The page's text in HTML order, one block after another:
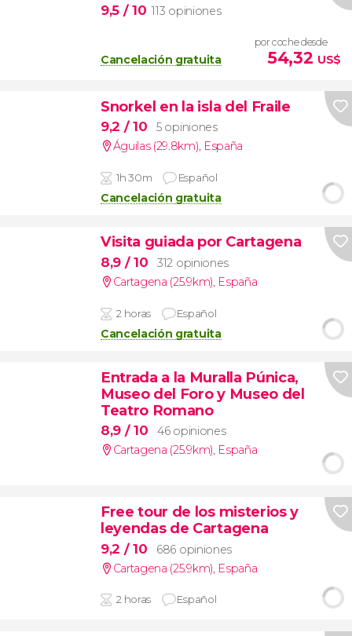
9,5 / 10 113 opiniones
Cancelación gratuita
por coche desde
54,32 US$
Snorkel en la isla del Fraile
9,2 / 10
5 opiniones
Águilas (29.8km), España
1h 30m Español
Cancelación gratuita
Visita guiada por Cartagena
8,9 / 10
312 opiniones
Cartagena (25.9km), España
2 horas Español
Cancelación gratuita
Entrada a la Muralla Púnica,
Museo del Foro y Museo del
Teatro Romano
8,9 / 10
46 opiniones
Cartagena (25.9km), España
Free tour de los misterios y
leyendas de Cartagena
9,2 / 10
686 opiniones
Cartagena (25.9km) España
2 horas Español